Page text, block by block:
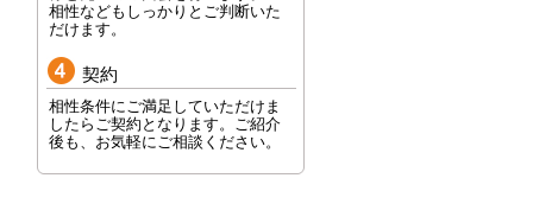
相性などもしっかりとご判断いた
だけます。
契約
相性条件にご満足していただけま
したらご契約となります。ご紹介
後も、お気軽にご相談ください。